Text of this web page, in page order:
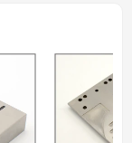
ど普通の検査
。
発注時)